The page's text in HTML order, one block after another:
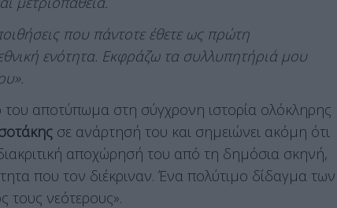
που πάντοτε έθετε ως πρώτη
ενότητα. Εκφράζω τα συλλυπητήριά μου
αποτύπωμα στη σύγχρονη ιστορία ολόκληρης
σε ανάρτησή του και σημειώνει ακόμη ότι
αποχώρησή του από τη δημόσια σκηνή,
που τον διέκριναν. Ένα πολύτιμο δίδαγμα των
τους νεότερους».